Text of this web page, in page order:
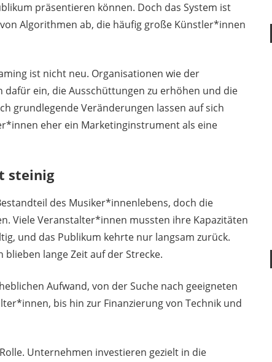
präsentieren können. Doch das System ist
Algorithmen ab, die häufig große Künstler*innen
ist nicht neu. Organisationen wie der
dafür ein, die Ausschüttungen zu erhöhen und die
grundlegende Veränderungen lassen auf sich
eher ein Marketinginstrument als eine
steinig
des Musiker*innenlebens, doch die
Viele Veranstalter*innen mussten ihre Kapazitäten
und das Publikum kehrte nur langsam zurück.
lange Zeit auf der Strecke.
Aufwand, von der Suche nach geeigneten
bis hin zur Finanzierung von Technik und
Unternehmen investieren gezielt in die